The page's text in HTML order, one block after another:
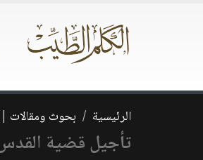
الرئيسية بحوث ومقالات |
تأجيل قضية القدس